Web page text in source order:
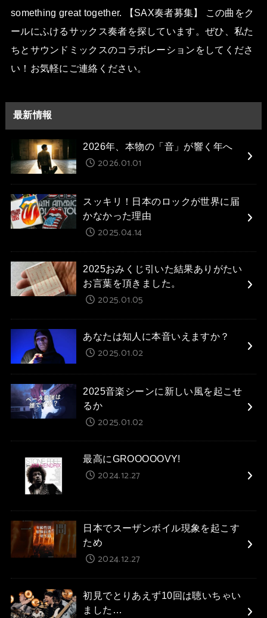
something great together. 【SAX奏者募集】 この曲をク
ールにふけるサックス奏者を探しています。ぜひ、私た
ちとサウンドミックスのコラボレーションをしてくださ
い！お気軽にご連絡ください。
最新情報
2026年、本物の「音」が響く年へ
2026.01.01
スッキリ！日本のロックが世界に届
かなかった理由
2025.04.14
2025おみくじ引いた結果ありがたい
お言葉を頂きました。
2025.01.05
あなたは知人に本音いえますか？
2025.01.02
2025音楽シーンに新しい風を起こせ
るか
2025.01.02
最高にGROOOOOVY!
2024.12.27
日本でスーザンボイル現象を起こす
ため
2024.12.27
初見でとりあえず10回は聴いちゃい
ました…